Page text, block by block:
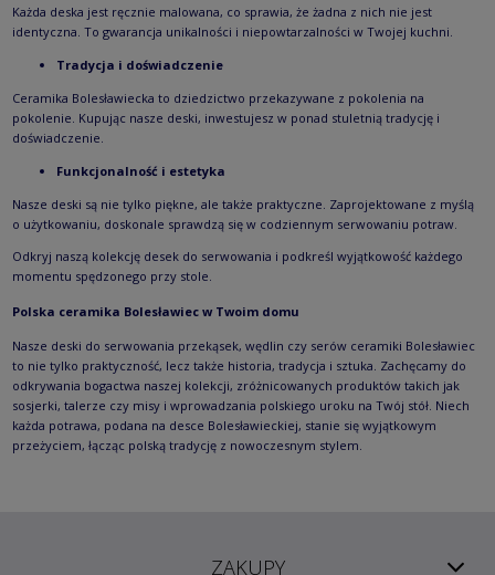
Każda deska jest ręcznie malowana, co sprawia, że żadna z nich nie jest
identyczna. To gwarancja unikalności i niepowtarzalności w Twojej kuchni.
Tradycja i doświadczenie
Ceramika Bolesławiecka to dziedzictwo przekazywane z pokolenia na
pokolenie. Kupując nasze deski, inwestujesz w ponad stuletnią tradycję i
doświadczenie.
Funkcjonalność i estetyka
Nasze deski są nie tylko piękne, ale także praktyczne. Zaprojektowane z myślą
o użytkowaniu, doskonale sprawdzą się w codziennym serwowaniu potraw.
Odkryj naszą kolekcję desek do serwowania i podkreśl wyjątkowość każdego
momentu spędzonego przy stole.
Polska ceramika Bolesławiec w Twoim domu
Nasze deski do serwowania przekąsek, wędlin czy serów ceramiki Bolesławiec
to nie tylko praktyczność, lecz także historia, tradycja i sztuka. Zachęcamy do
odkrywania bogactwa naszej kolekcji, zróżnicowanych produktów takich jak
sosjerki, talerze czy misy i wprowadzania polskiego uroku na Twój stół. Niech
każda potrawa, podana na desce Bolesławieckiej, stanie się wyjątkowym
przeżyciem, łącząc polską tradycję z nowoczesnym stylem.
ZAKUPY